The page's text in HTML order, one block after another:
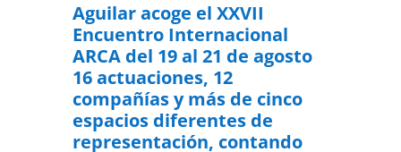
Aguilar acoge el XXVII
Encuentro Internacional
ARCA del 19 al 21 de agosto
16 actuaciones, 12
compañías y más de cinco
espacios diferentes de
representación, contando